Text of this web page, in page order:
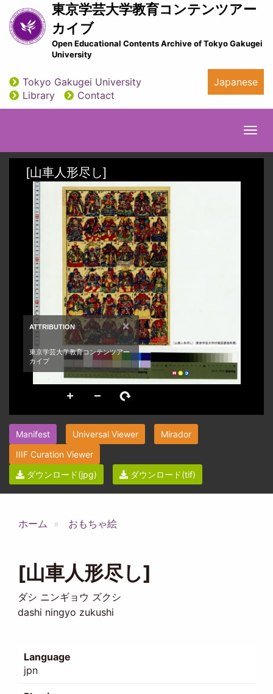
Skip
to
main
content
東京学芸大学教育コンテンツアー
カイブ
Open Educational Contents Archive of Tokyo Gakugei
University
utility
Tokyo Gakugei University
Library
Contact
Japanese
Manifest Universal Viewer
Mirador
IIIF Curation Viewer
ダウンロード(jpg)
ダウンロード(tif)
ホーム おもちゃ絵
[山車人形尽し]
ダシ ニンギョウ ズクシ
dashi ningyo zukushi
Language
jpn